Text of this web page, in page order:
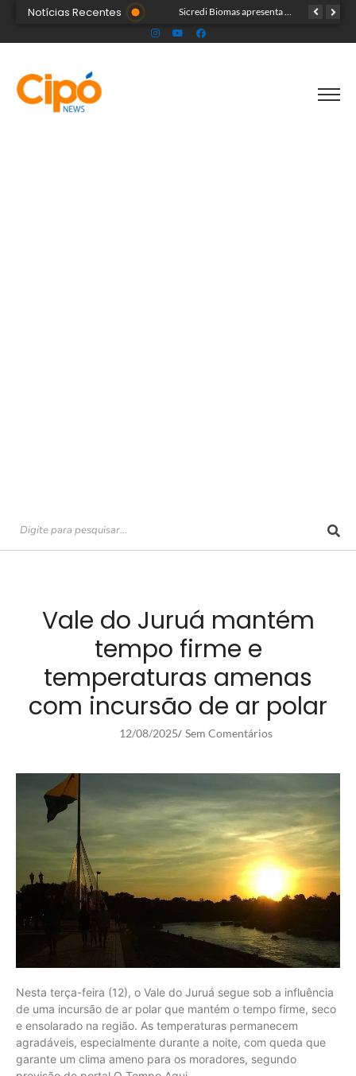
Notícias Recentes Acre segue em alerta para casos de síndrome respiratória aguda grave, aponta Fiocruz
Vale do Juruá mantém
tempo firme e
temperaturas amenas
com incursão de ar polar
12/08/2025/ Sem Comentários
Nesta terça-feira (12), o Vale do Juruá segue sob a influência
de uma incursão de ar polar que mantém o tempo firme, seco
e ensolarado na região. As temperaturas permanecem
agradáveis, especialmente durante a noite, com queda que
garante um clima ameno para os moradores, segundo